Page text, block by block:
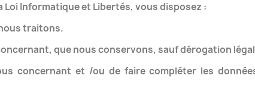
Loi Informatique et Libertés, vous disposez :
traitons.
que nous conservons, sauf dérogation
concernant et /ou de faire compléter les